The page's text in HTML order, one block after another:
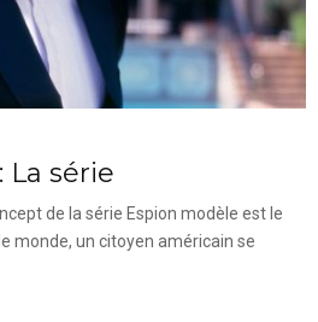
La série
de la série Espion modèle est le
monde, un citoyen américain se